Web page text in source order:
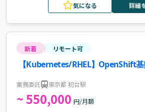
気になる 詳細
新着 リモート可
【Kubernetes/RHEL】OpenShift
業務委託 東京都 初台駅
~ 550,000 円/月額